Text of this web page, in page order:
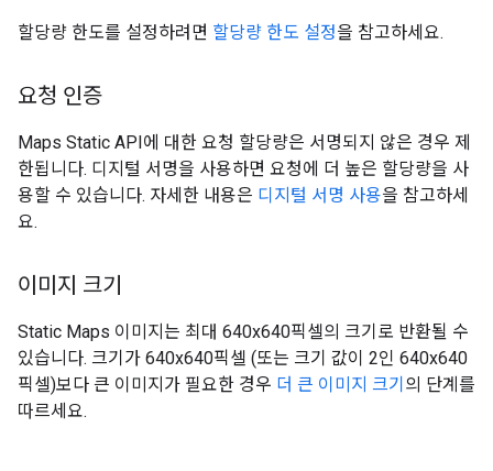
할당량 한도를 설정하려면 할당량 한도 설정을 참고하세요.
요청 인증
Maps Static API에 대한 요청 할당량은 서명되지 않은 경우 제
한됩니다. 디지털 서명을 사용하면 요청에 더 높은 할당량을 사
용할 수 있습니다. 자세한 내용은 디지털 서명 사용을 참고하세
요.
이미지 크기
Static Maps 이미지는 최대 640x640픽셀의 크기로 반환될 수
있습니다. 크기가 640x640픽셀 (또는 크기 값이 2인 640x640
픽셀)보다 큰 이미지가 필요한 경우 더 큰 이미지 크기 의 단계를
따르세요.